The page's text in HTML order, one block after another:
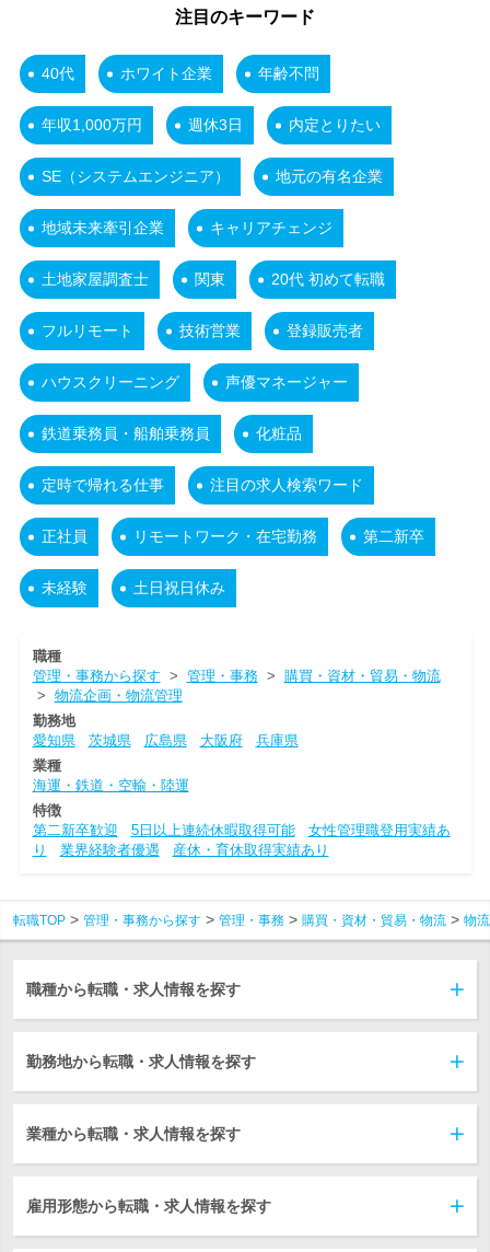
注目のキーワード
40代 ホワイト企業 年齢不問
年収1,000万円 週休3日 内定とりたい
SE（システムエンジニア） 地元の有名企業
地域未来牽引企業 キャリアチェンジ
土地家屋調査士 関東 20代 初めて転職
フルリモート 技術営業 登録販売者
ハウスクリーニング 声優マネージャー
鉄道乗務員・船舶乗務員 化粧品
定時で帰れる仕事 注目の求人検索ワード
正社員 リモートワーク・在宅勤務 第二新卒
未経験 土日祝日休み
職種
管理・事務から探す > 管理・事務> 購買・資材・貿易・物流
> 物流企画・物流管理
勤務地
愛知県
茨城県 広島県 大阪府
兵庫県
業種
海運・鉄道・空輸・陸運
特徴
第二新卒歓迎
5日以上連続休暇取得可能
女性管理職登用実績あ
り
業界経験者優遇 産休・育休取得実績あり
転職TOP 管理・事務から探す 管理・事務 購買・資材・貿易・物流 物
職種から転職・求人情報を探す
勤務地から転職・求人情報を探す
業種から転職・求人情報を探す
雇用形態から転職・求人情報を探す